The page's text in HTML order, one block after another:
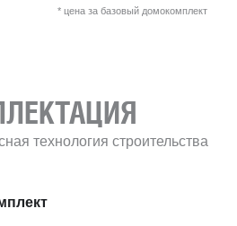
* цена за базовый домокомплект
технология строительства